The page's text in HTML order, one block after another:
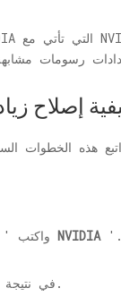
1. انقر فوق مربع البحث بجوار أيقونة Windows واكتب ' لوحة تحكم NVIDIA'.
'في نتيجة البحث المرتفعة.